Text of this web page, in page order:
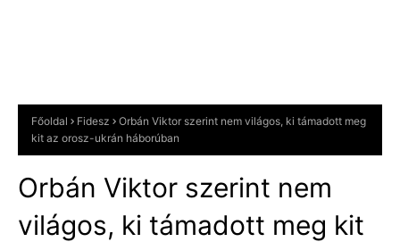
Főoldal Fidesz
Orbán Viktor szerint nem világos, ki támadott meg
kit az orosz-ukrán háborúban
Orbán Viktor szerint nem
világos, ki támadott meg kit